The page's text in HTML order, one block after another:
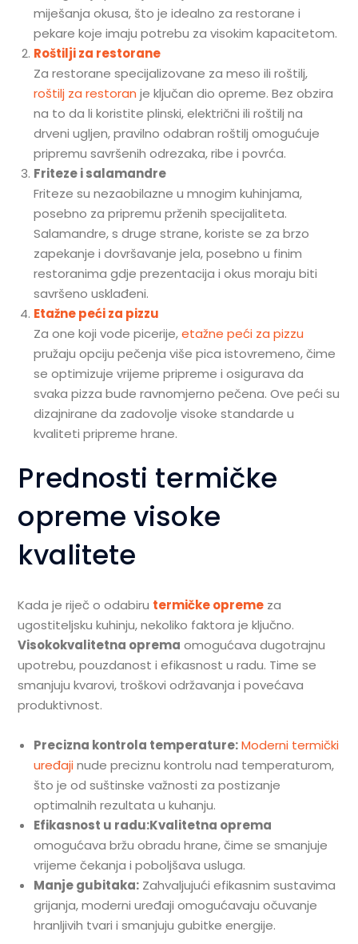
miješanja okusa, što je idealno za restorane i
pekare koje imaju potrebu za visokim kapacitetom.
Roštilji za restorane
Za restorane specijalizovane za meso ili roštilj,
roštilj za restoran je ključan dio opreme. Bez obzira
na to da li koristite plinski, električni ili roštilj na
drveni ugljen, pravilno odabran roštilj omogućuje
pripremu savršenih odrezaka, ribe i povrća.
Friteze i salamandre
Friteze su nezaobilazne u mnogim kuhinjama,
posebno za pripremu prženih specijaliteta.
Salamandre, s druge strane, koriste se za brzo
zapekanje i dovršavanje jela, posebno u finim
restoranima gdje prezentacija i okus moraju biti
savršeno usklađeni.
Etažne peći za pizzu
Za one koji vode picerije,etažne peći za pizzu
pružaju opciju pečenja više pica istovremeno, čime
se optimizuje vrijeme pripreme i osigurava da
svaka pizza bude ravnomjerno pečena. Ove peći su
dizajnirane da zadovolje visoke standarde u
kvaliteti pripreme hrane.
Prednosti termičke
opreme visoke
kvalitete
Kada je riječ o odabiru termičke opreme za
ugostiteljsku kuhinju, nekoliko faktora je ključno.
Visokokvalitetna oprema omogućava dugotrajnu
upotrebu, pouzdanost i efikasnost u radu. Time se
smanjuju kvarovi, troškovi održavanja i povećava
produktivnost.
Precizna kontrola temperature: Moderni termički
uređajinude preciznu kontrolu nad temperaturom,
što je od suštinske važnosti za postizanje
optimalnih rezultata u kuhanju.
Efikasnost u radu:Kvalitetna oprema
omogućava bržu obradu hrane, čime se smanjuje
vrijeme čekanja i poboljšava usluga.
Manje gubitaka: Zahvaljujući efikasnim sustavima
grijanja, moderni uređaji omogućavaju očuvanje
hranljivih tvari i smanjuju gubitke energije.